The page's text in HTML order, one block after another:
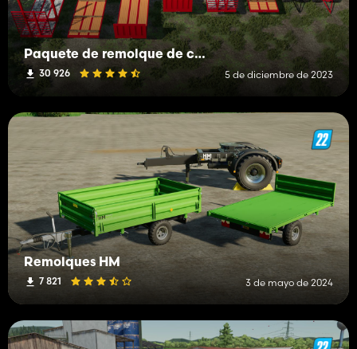
Paquete de remolque de cama plana estadounidense
30 926 5 de diciembre de 2023
Remolques HM
7 821 3 de mayo de 2024